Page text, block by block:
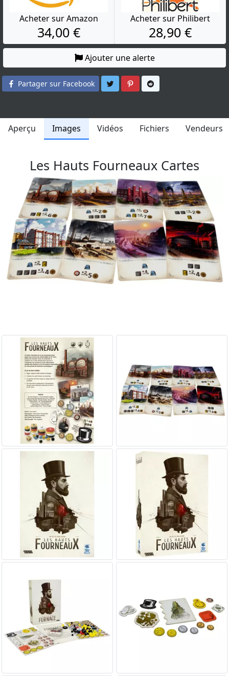
Acheter sur Amazon
34,00 €
Acheter sur Philibert
28,90 €
Ajouter une alerte
Partager sur Facebook Partager sur Twitter
Partager sur Pinterest
Aperçu Images Vidéos Fichiers Vendeurs
Les Hauts Fourneaux Cartes